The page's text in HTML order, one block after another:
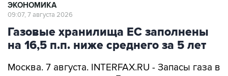
ЭКОНОМИКА
09:07, 7 августа 2026
Газовые хранилища ЕС заполнены
на 16,5 п.п. ниже среднего за 5 лет
Москва. 7 августа. INTERFAX.RU - Запасы газа в